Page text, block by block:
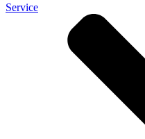
Service